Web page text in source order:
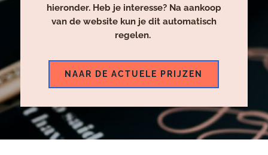
hieronder. Heb je interesse? Na aankoop
van de website kun je dit automatisch
regelen.
NAAR DE ACTUELE PRIJZEN